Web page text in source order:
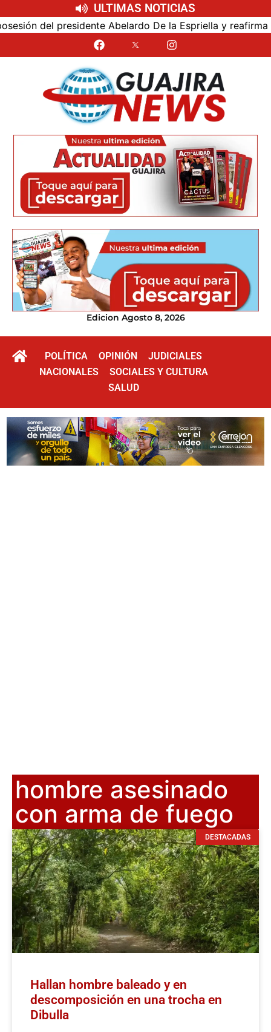
ULTIMAS NOTICIAS
del presidente Abelardo De la Espriella y reafirma su
Edicion Agosto 8, 2026
POLÍTICA OPINIÓN
JUDICIALES
NACIONALES
SOCIALES Y CULTURA
SALUD
hombre asesinado
con arma de fuego
DESTACADAS
Hallan hombre baleado y en
descomposición en una trocha en
Dibulla